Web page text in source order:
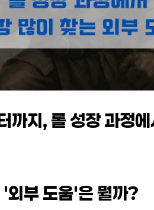
까지, 롤 성장 과정
'외부 도움'은 뭘까?